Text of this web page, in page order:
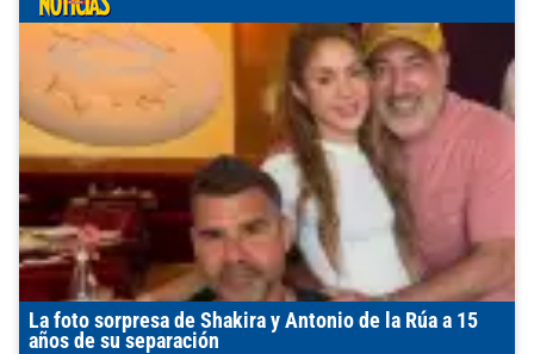
La foto sorpresa de Shakira y Antonio de la Rúa a 15
años de su separación